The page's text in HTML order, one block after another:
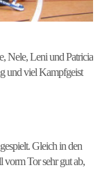
Nele, Leni und Patricia
und viel Kampfgeist
Gleich in den
vorm Tor sehr gut ab,